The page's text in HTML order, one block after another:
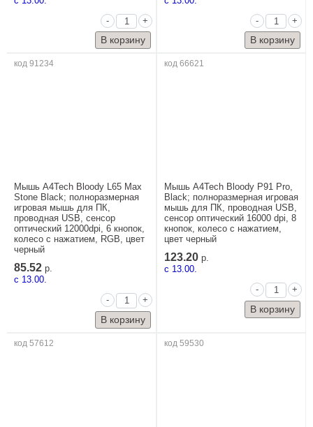
-
+
-
+
код 91234
Мышь A4Tech Bloody L65 Max
Stone Black; полноразмерная
игровая мышь для ПК,
проводная USB, сенсор
оптический 12000dpi, 6 кнопок,
колесо с нажатием, RGB, цвет
черный
85.52 р.
c 13.00.
-
+
код 66621
Мышь A4Tech Bloody P91 Pro,
Black; полноразмерная игровая
мышь для ПК, проводная USB,
сенсор оптический 16000 dpi, 8
кнопок, колесо с нажатием,
цвет черный
123.20 р.
c 13.00.
-
+
код 57612 код 59530